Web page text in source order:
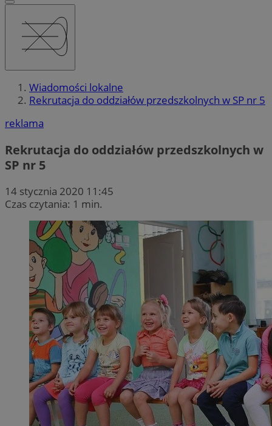
Wiadomości lokalne
Rekrutacja do oddziałów przedszkolnych w SP nr 5
reklama
Rekrutacja do oddziałów przedszkolnych w
SP nr 5
14 stycznia 2020 11:45
Czas czytania: 1 min.